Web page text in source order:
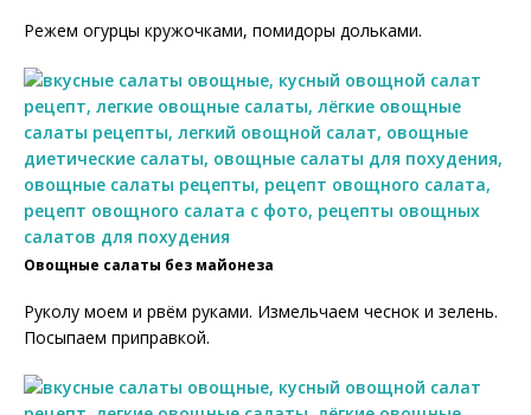
Режем огурцы кружочками, помидоры дольками.
Овощные салаты без майонеза
Руколу моем и рвём руками. Измельчаем чеснок и зелень.
Посыпаем приправкой.